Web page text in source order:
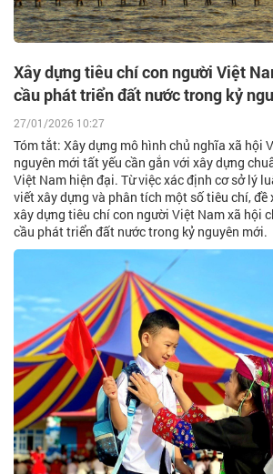
Xây dựng tiêu chí con người Việt
cầu phát triển đất nước trong kỷ
27/01/2026 10:27
Tóm tắt: Xây dựng mô hình chủ nghĩa xã hội
nguyên mới tất yếu cần gắn với xây dựng
Việt Nam hiện đại. Từ việc xác định cơ sở lý
viết xây dựng và phân tích một số tiêu chí,
xây dựng tiêu chí con người Việt Nam xã hội
cầu phát triển đất nước trong kỷ nguyên mới.